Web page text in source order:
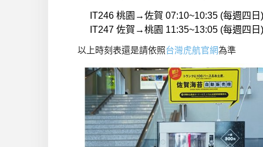
IT246 桃園→佐賀 07:10~10:35 (每週四日)
IT247 佐賀→桃園 11:35~13:05 (每週四日)
以上時刻表還是請依照台灣虎航官網為準